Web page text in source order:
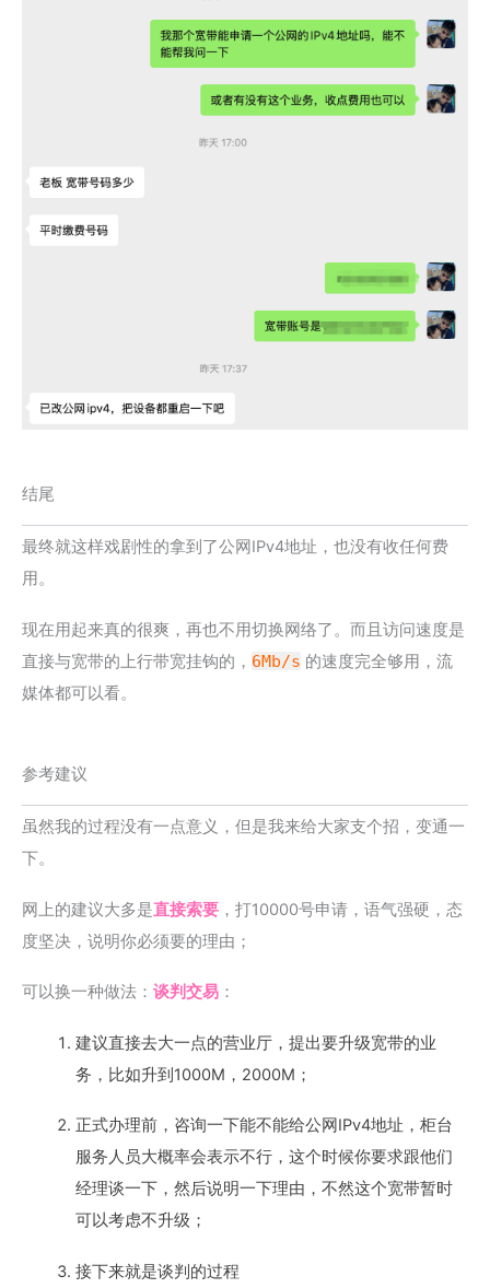
结尾
最终就这样戏剧性的拿到了公网IPv4地址，也没有收任何费
用。
现在用起来真的很爽，再也不用切换网络了。而且访问速度是
直接与宽带的上行带宽挂钩的， 6Mb/s 的速度完全够用，流
媒体都可以看。
参考建议
虽然我的过程没有一点意义，但是我来给大家支个招，变通一
下。
网上的建议大多是直接索要 ，打10000号申请，语气强硬，态
度坚决，说明你必须要的理由；
可以换一种做法： 谈判交易 ：
建议直接去大一点的营业厅，提出要升级宽带的业
务，比如升到1000M，2000M；
正式办理前，咨询一下能不能给公网IPv4地址，柜台
服务人员大概率会表示不行，这个时候你要求跟他们
经理谈一下，然后说明一下理由，不然这个宽带暂时
可以考虑不升级；
接下来就是谈判的过程